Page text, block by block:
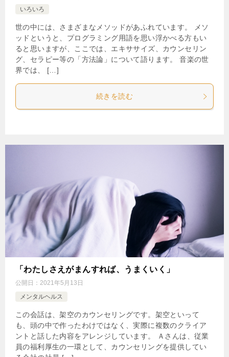
いろいろ
世の中には、さまざまなメソッドがあふれています。 メソ
ッドというと、プログラミング用語を思い浮かべる方もい
ると思いますが、ここでは、エキササイズ、カウンセリン
グ、セラピー等の「方法論」について語ります。 音楽の世
界では、 […]
続きを読む
「わたしさえがまんすれば、うまくいく」
公開日： 2021年5月13日
メンタルヘルス
この会話は、架空のカウンセリングです。架空といって
も、頭の中で作ったわけではなく、実際に複数のクライア
ントと話した内容をアレンジしています。 Ａさんは、従業
員の福利厚生の一環として、カウンセリングを提供してい